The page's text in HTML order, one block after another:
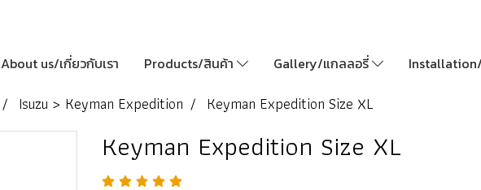
About us/เกี่ยวกับเรา Products/สินค้า Gallery/แกลลอรี่
Isuzu > Keyman Expedition Keyman Expedition Size XL
Keyman Expedition Size XL